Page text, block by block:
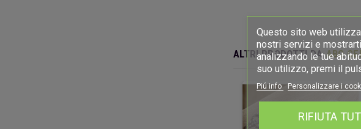
ALTRI PRODOTTI DA ABG
Questo sito web
nostri servizi e
analizzando le tue
suo utilizzo, premi il
Piú info Personalizzare i
RIFIUTA